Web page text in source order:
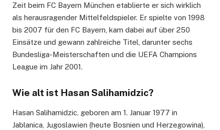
Zeit beim FC Bayern München etablierte er sich wirklich
als herausragender Mittelfeldspieler. Er spielte von 1998
bis 2007 für den FC Bayern, kam dabei auf über 250
Einsätze und gewann zahlreiche Titel, darunter sechs
Bundesliga-Meisterschaften und die UEFA Champions
League im Jahr 2001.
Wie alt ist Hasan Salihamidzic?
Hasan Salihamidzic, geboren am 1. Januar 1977 in
Jablanica, Jugoslawien (heute Bosnien und Herzegowina),